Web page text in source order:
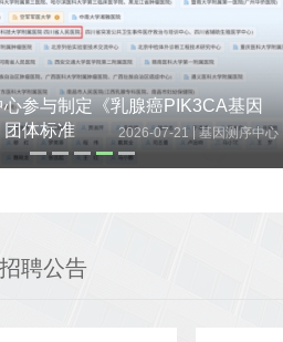
参与制定《乳腺癌PIK3CA基因
团体标准
2026-07-21 | 基因测序中心
招聘公告